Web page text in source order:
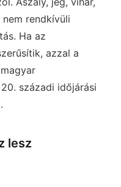
rendkívüli
Ha az
azzal a
századi időjárási
lesz